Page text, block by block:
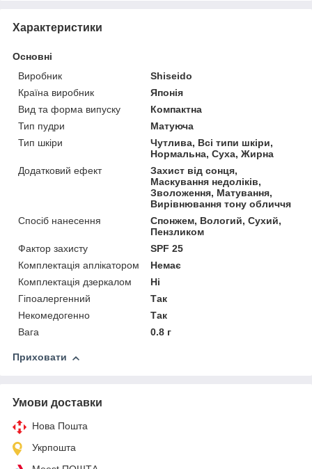
Характеристики
Основні
Виробник
Shiseido
Країна виробник
Японія
Вид та форма випуску
Компактна
Тип пудри
Матуюча
Тип шкіри
Чутлива, Всі типи шкіри,
Нормальна, Суха, Жирна
Додатковий ефект
Захист від сонця,
Маскування недоліків,
Зволоження, Матування,
Вирівнювання тону обличчя
Спосіб нанесення
Спонжем, Вологий, Сухий,
Пензликом
Фактор захисту
SPF 25
Комплектація аплікатором
Немає
Комплектація дзеркалом
Ні
Гіпоалергенний
Так
Некомедогенно
Так
Вага
0.8 г
Приховати
Умови доставки
Нова Пошта
Укрпошта